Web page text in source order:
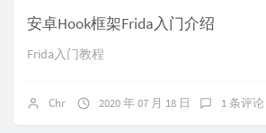
安卓Hook框架Frida入门介绍
Frida入门教程
Chr 2020 年 07 月 18 日 1 条评论